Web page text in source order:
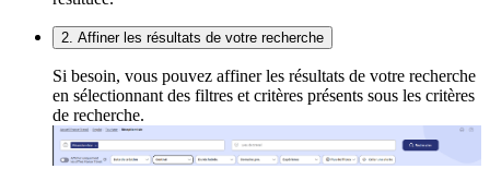
2. Affiner les résultats de votre recherche
Si besoin, vous pouvez affiner les résultats de votre recherche
en sélectionnant des filtres et critères présents sous les critères
de recherche.